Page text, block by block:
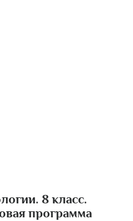
8 класс.
программа